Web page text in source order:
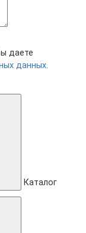
даете
данных.
Каталог